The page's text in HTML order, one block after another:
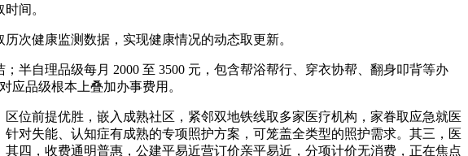
间。
健康监测数据，实现健康情况的动态取更新。
自理品级每月 2000 至 3500 元，包含帮浴帮行、穿衣协帮、翻身叩背等办
应品级根本上叠加办事费用。
前提优胜，嵌入成熟社区，紧邻双地铁线取多家医疗机构，家眷取应急就医
对失能、认知症有成熟的专项照护方案，可笼盖全类型的照护需求。其三，医
四，收费通明普惠，公建平易近营订价亲平易近，分项计价无消费，正在焦点